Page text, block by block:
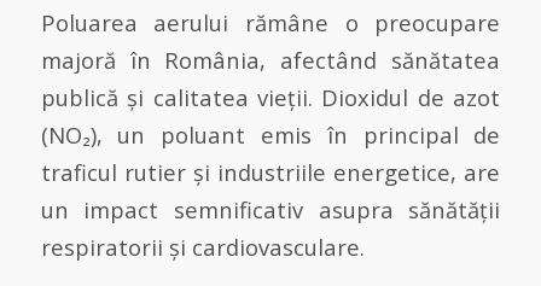
Poluarea aerului rămâne o preocupare
majoră în România, afectând sănătatea
publică și calitatea vieții. Dioxidul de azot
(NO₂), un poluant emis în principal de
traficul rutier și industriile energetice, are
un impact semnificativ asupra sănătății
respiratorii și cardiovasculare.